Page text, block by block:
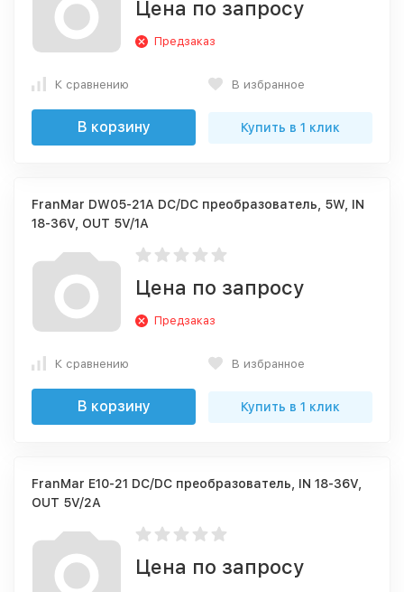
Цена по запросу
Предзаказ
К сравнению В избранное
В корзину Купить в 1 клик
FranMar DW05-21A DC/DC преобразователь, 5W, IN
18-36V, OUT 5V/1А
Цена по запросу
Предзаказ
К сравнению В избранное
В корзину Купить в 1 клик
FranMar E10-21 DC/DC преобразователь, IN 18-36V,
OUT 5V/2А
Цена по запросу